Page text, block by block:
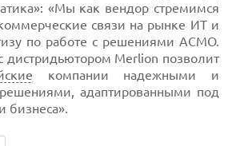
«Мы как вендор стремимся
связи на рынке ИT и
по работе с решениями АСМО.
дистридьютором Merlion позволит
компании надежными и
адаптированными под
бизнеса».